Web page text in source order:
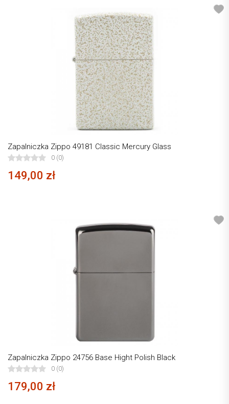
Zapalniczka Zippo 49181 Classic Mercury Glass
0 (0)
149,00 zł
Zapalniczka Zippo 24756 Base Hight Polish Black
0 (0)
179,00 zł